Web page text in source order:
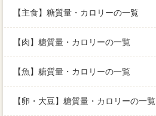
【主食】糖質量・カロリーの一覧
【肉】糖質量・カロリーの一覧
【魚】糖質量・カロリーの一覧
【卵・大豆】糖質量・カロリーの一覧